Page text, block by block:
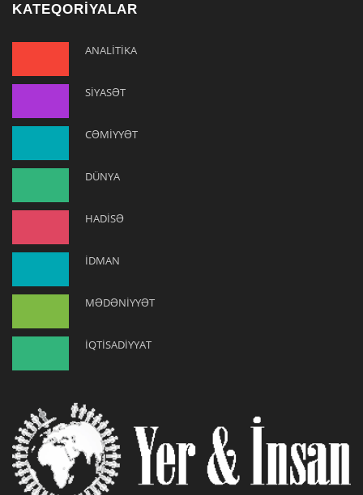
KATEQORİYALAR
ANALİTİKA
SİYASƏT
CƏMİYYƏT
DÜNYA
HADİSƏ
İDMAN
MƏDƏNİYYƏT
İQTİSADİYYAT